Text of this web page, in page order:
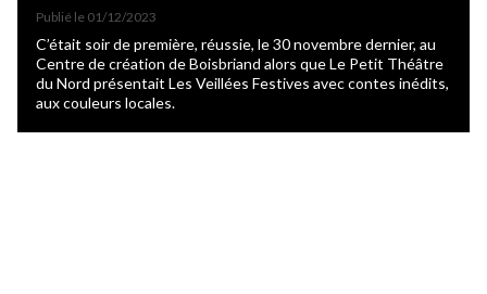
Publié le 01/12/2023
C’était soir de première, réussie, le 30 novembre dernier, au
Centre de création de Boisbriand alors que Le Petit Théâtre
du Nord présentait Les Veillées Festives avec contes inédits,
aux couleurs locales.